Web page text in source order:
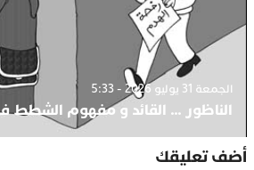
الجمعة 31 يوليو 2026 - 5:33
الناظور … القائد و مفهوم الشطط
أضف تعليقك